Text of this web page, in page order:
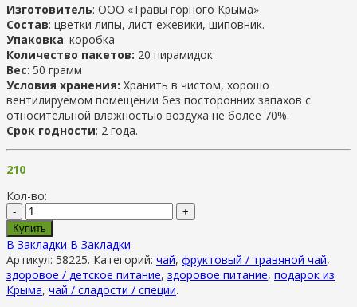
Изготовитель: ООО «Травы горного Крыма»
Состав: цветки липы, лист ежевики, шиповник.
Упаковка: коробка
Количество пакетов: 20 пирамидок
Вес: 50 грамм
Условия хранения: Хранить в чистом, хорошо
вентилируемом помещении без посторонних запахов с
относительной влажностью воздуха не более 70%.
Срок годности: 2 года.
210
Кол-во:
-
+
Купить
В Закладки В Закладки
Артикул: 58225. Категорий: чай, фруктовый / травяной чай,
здоровое / детское питание, здоровое питание, подарок из
Крыма, чай / сладости / специи.